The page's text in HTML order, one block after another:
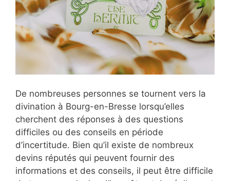
De nombreuses personnes se tournent vers la
divination à Bourg-en-Bresse lorsqu’elles
cherchent des réponses à des questions
difficiles ou des conseils en période
d’incertitude. Bien qu’il existe de nombreux
devins réputés qui peuvent fournir des
informations et des conseils, il peut être difficile